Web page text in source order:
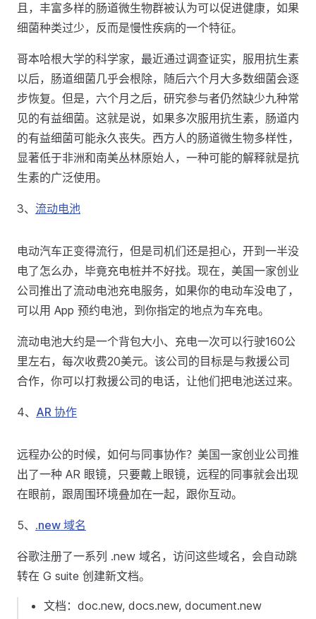
且，丰富多样的肠道微生物群被认为可以促进健康，如果
细菌种类过少，反而是慢性疾病的一个特征。
哥本哈根大学的科学家，最近通过调查证实，服用抗生素
以后，肠道细菌几乎会根除，随后六个月大多数细菌会逐
步恢复。但是，六个月之后，研究参与者仍然缺少九种常
见的有益细菌。这就是说，如果多次服用抗生素，肠道内
的有益细菌可能永久丧失。西方人的肠道微生物多样性，
显著低于非洲和南美丛林原始人，一种可能的解释就是抗
生素的广泛使用。
3、 流动电池
电动汽车正变得流行，但是司机们还是担心，开到一半没
电了怎么办，毕竟充电桩并不好找。现在，美国一家创业
公司推出了流动电池充电服务，如果你的电动车没电了，
可以用 App 预约电池，到你指定的地点为车充电。
流动电池大约是一个背包大小、充电一次可以行驶160公
里左右，每次收费20美元。该公司的目标是与救援公司
合作，你可以打救援公司的电话，让他们把电池送过来。
4、 AR 协作
远程办公的时候，如何与同事协作？美国一家创业公司推
出了一种 AR 眼镜，只要戴上眼镜，远程的同事就会出现
在眼前，跟周围环境叠加在一起，跟你互动。
5、 .new 域名
谷歌注册了一系列 .new 域名，访问这些域名，会自动跳
转在 G suite 创建新文档。
文档：doc.new, docs.new, document.new